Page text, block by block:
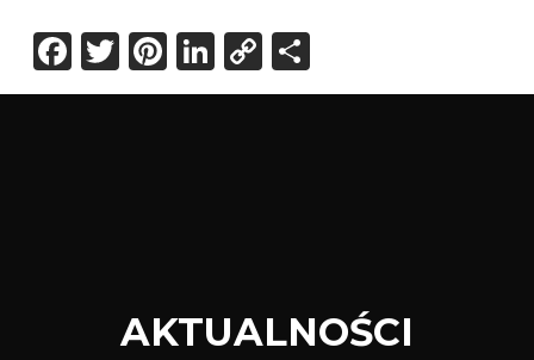
Facebook
Twitter
Pinterest
LinkedIn
Copy
Link
Share
AKTUALNOŚCI